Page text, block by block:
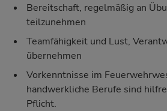
Bereitschaft, regelmäßig an
teilzunehmen
Teamfähigkeit und Lust,
übernehmen
Vorkenntnisse im
handwerkliche Berufe sind
Pflicht.